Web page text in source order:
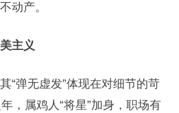
动产。
主义
“弹无虚发”体现在对细节的苛
，属鸡人“将星”加身，职场有